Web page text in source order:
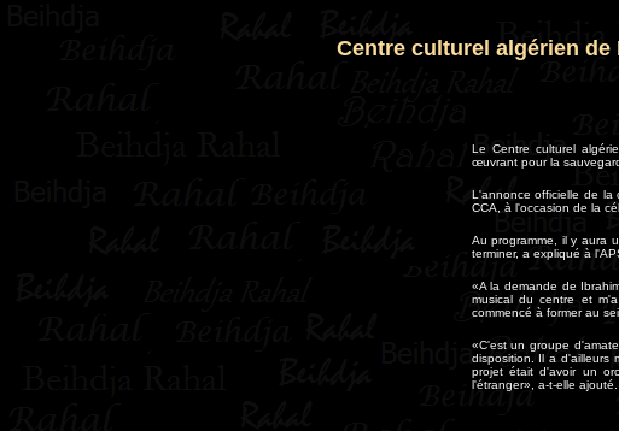
Centre culturel algérien de
Le Centre culturel
œuvrant pour la
L'annonce officielle de la
CCA, à l'occasion de la
Au programme, il y aura
terminer, a expliqué à
«A la demande de
musical du centre et
commencé à former au
«C'est un groupe
disposition. Il a d'ailleurs
projet était d'avoir un
l'étranger», a-t-elle ajouté